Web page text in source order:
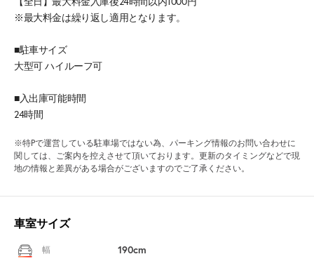
※最大料金は繰り返し適用となります。
■駐車サイズ
大型可 ハイルーフ可
■入出庫可能時間
24時間
※特Pで運営している駐車場ではない為、パーキング情報のお問い合わせに
関しては、ご案内を控えさせて頂いております。更新のタイミングなどで現
地の情報と差異がある場合がございますのでご了承ください。
車室サイズ
幅 190cm